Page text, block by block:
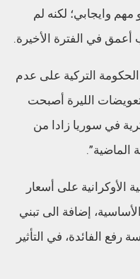
وايجابي؛ لكنه لم
أعمق في الفترة الأخيرة.
التركية على عدم
الليرة أصبحت
في سوريا زادا من
الماضية”.
الأوكرانية على أسعار
إضافة الى تبني
رفع الفائدة، في التأثير